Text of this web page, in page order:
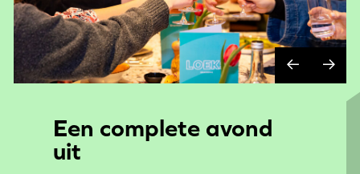
Een complete avond
uit